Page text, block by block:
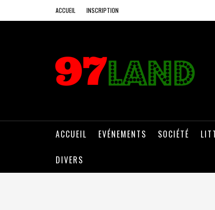
ACCUEIL INSCRIPTION
ACCUEIL EVÉNEMENTS SOCIÉTÉ
DIVERS